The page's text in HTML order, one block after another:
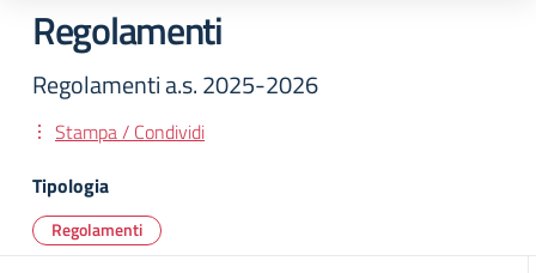
Regolamenti
Regolamenti a.s. 2025-2026
Stampa / Condividi
Tipologia
Regolamenti